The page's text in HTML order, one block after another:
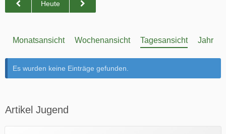
Heute
Monatsansicht Wochenansicht Tagesansicht
Es wurden keine Einträge gefunden.
Artikel Jugend